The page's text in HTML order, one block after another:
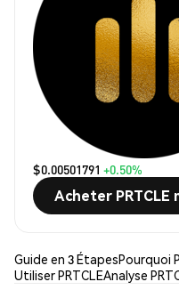
$0.00501791 +0.50%
Acheter PRTCLE
Guide en 3 ÉtapesPourquoi
Utiliser PRTCLEAnalyse